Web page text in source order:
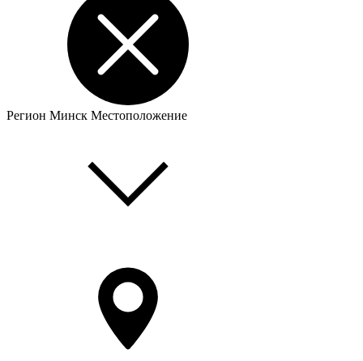
Регион Минск Местоположение